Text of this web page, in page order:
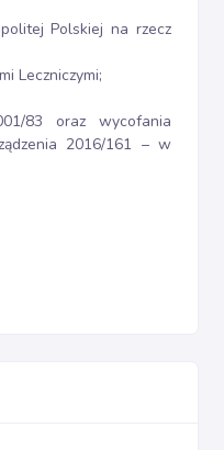
Polskiej na rzecz
Leczniczymi;
83 oraz wycofania
2016/161 – w